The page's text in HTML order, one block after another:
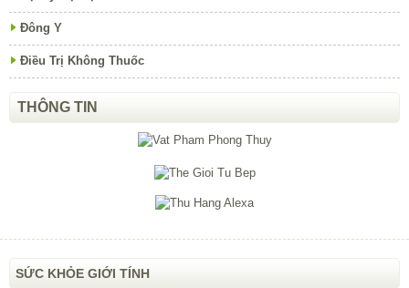
Đông Y
Điều Trị Không Thuốc
THÔNG TIN
SỨC KHỎE GIỚI TÍNH